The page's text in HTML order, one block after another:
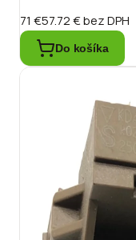
71 €57.72 €bez DPH
Do košíka